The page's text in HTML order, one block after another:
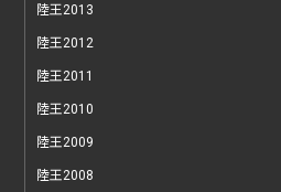
陸王2013
陸王2012
陸王2011
陸王2010
陸王2009
陸王2008